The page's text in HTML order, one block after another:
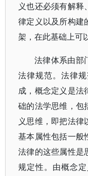
义也还必须有解
律定义以及所构建
架，在此基础上可
法律体系由部
法律规范。法律
成，概念定义是法
础的法学思维，包
义思维，即把法
基本属性包括一般
法律的这些属性是
规定性。由概念